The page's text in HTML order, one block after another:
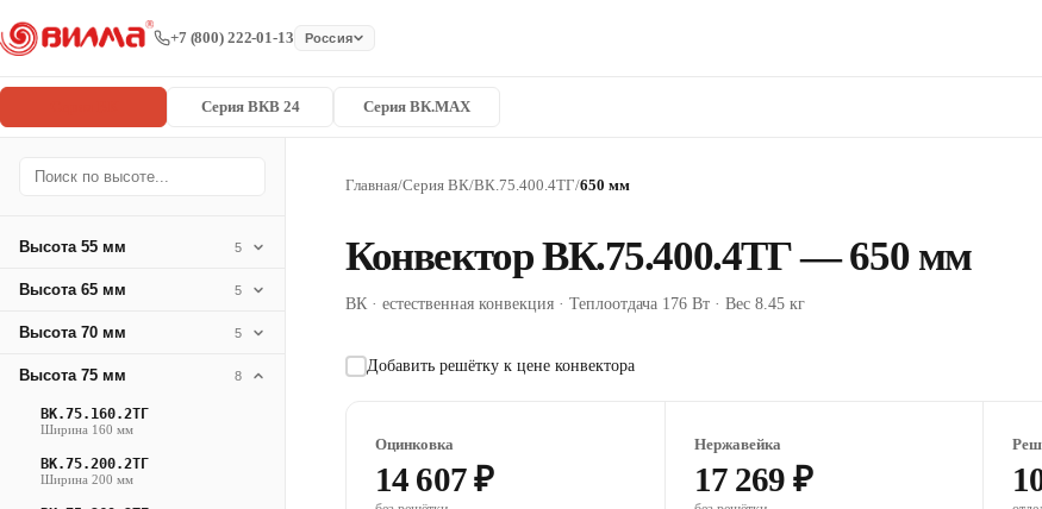
+7 (800) 222-01-13 Россия
Серия ВКВ 24 Серия ВК.MAX
Высота 55 мм 5
Высота 65 мм 5
Высота 70 мм 5
Высота 75 мм 8
ВК.75.160.2ТГ
Ширина 160 мм
ВК.75.200.2ТГ
Ширина 200 мм
Главная/Серия ВК/ВК.75.400.4ТГ/650 мм
Конвектор ВК.75.400.4ТГ — 650 мм
ВК · естественная конвекция · Теплоотдача 176 Вт · Вес 8.45 кг
Добавить решётку к цене конвектора
Оцинковка
14 607 ₽
Нержавейка
17 269 ₽